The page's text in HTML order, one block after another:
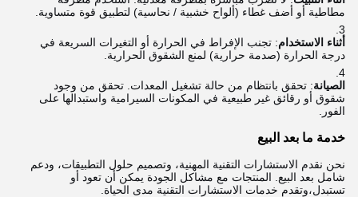
مطاطية أو أضف غطاء (ألواح خشبية / نحاسية) لتطبيق قوة متساوية.
أثناء الاستخدام: تجنب الإفراط في الحرارة أو التغيرات السريعة في
درجة الحرارة (صدمة حرارية) لمنع الشقوق الحرارية.
الصيانة: تحقق بانتظام من حالة تشغيل المعدات. تحقق من وجود
شقوق أو رقائق غير طبيعية في المكونات السيرامية واستبدالها على
الفور.
خدمة ما بعد البيع
نحن نقدم الاستشارات التقنية المهنية، وتصميم حلول التطبيقات، ودعم
شامل بعد البيع. المنتجات مع مشاكل الجودة يمكن أن تعود أو
تستبدل،وتقدم خدمات الاستشارات التقنية مدى الحياة.